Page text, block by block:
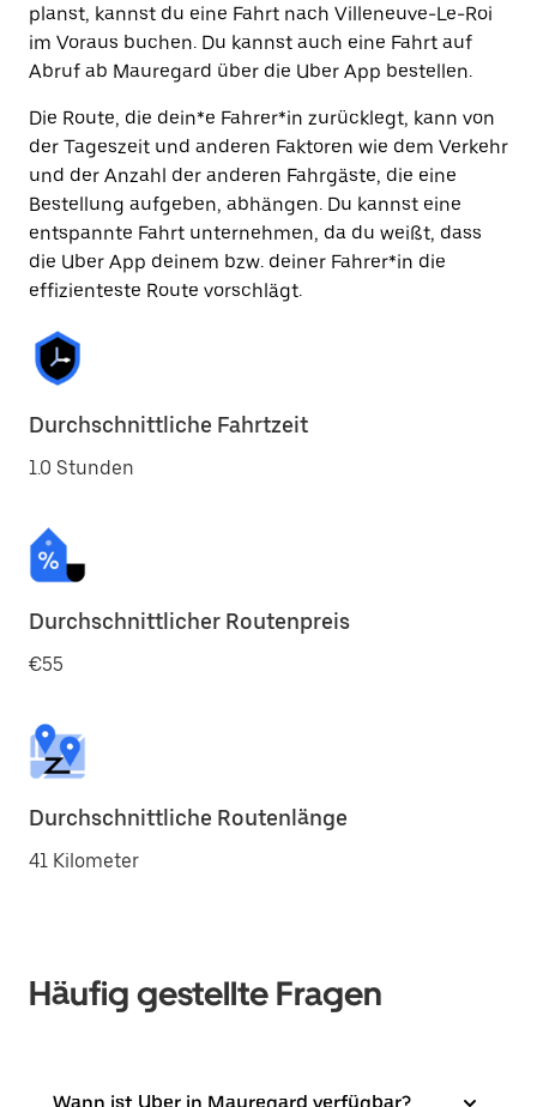
planst, kannst du eine Fahrt nach Villeneuve-Le-Roi
im Voraus buchen. Du kannst auch eine Fahrt auf
Abruf ab Mauregard über die Uber App bestellen.
Die Route, die dein*e Fahrer*in zurücklegt, kann von
der Tageszeit und anderen Faktoren wie dem Verkehr
und der Anzahl der anderen Fahrgäste, die eine
Bestellung aufgeben, abhängen. Du kannst eine
entspannte Fahrt unternehmen, da du weißt, dass
die Uber App deinem bzw. deiner Fahrer*in die
effizienteste Route vorschlägt.
Durchschnittliche Fahrtzeit
1.0 Stunden
Durchschnittlicher Routenpreis
€55
Durchschnittliche Routenlänge
41 Kilometer
Häufig gestellte Fragen